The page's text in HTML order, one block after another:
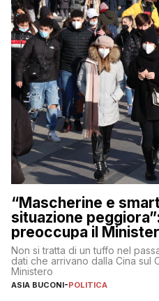
“Mascherine e
situazione
preoccupa il
Non si tratta di un tuffo nel
dati che arrivano dalla Cina sul
Ministero
ASIA BUCONI-POLITICA